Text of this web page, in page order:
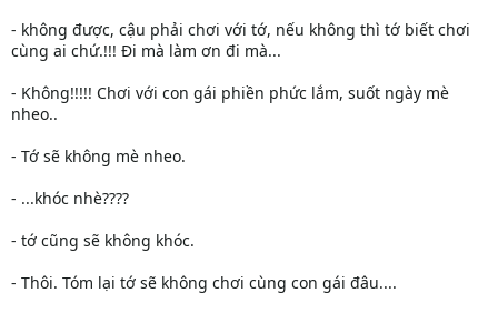
- không được, cậu phải chơi với tớ, nếu không thì tớ biết chơi
cùng ai chứ.!!! Đi mà làm ơn đi mà...
- Không!!!!! Chơi với con gái phiền phức lắm, suốt ngày mè
nheo..
- Tớ sẽ không mè nheo.
- ...khóc nhè????
- tớ cũng sẽ không khóc.
- Thôi. Tóm lại tớ sẽ không chơi cùng con gái đâu....